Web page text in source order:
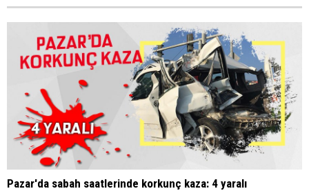
Pazar'da sabah saatlerinde korkunç kaza: 4 yaralı